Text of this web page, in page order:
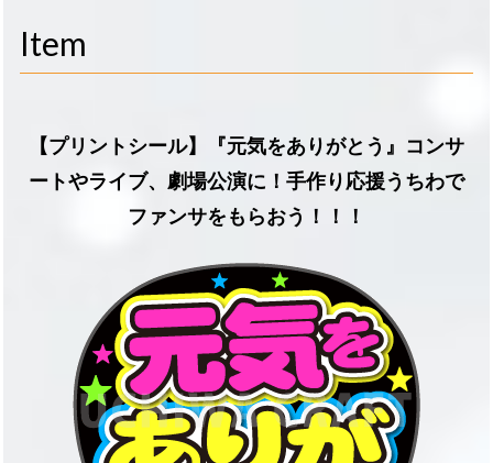
Item
【プリントシール】『元気をありがとう』コンサ
ートやライブ、劇場公演に！手作り応援うちわで
ファンサをもらおう！！！